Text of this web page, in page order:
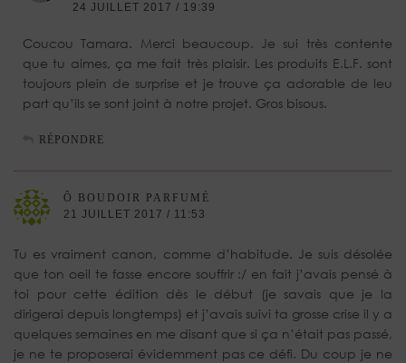
24 JUILLET 2017 / 19:39
Coucou Tamara. Merci beaucoup. Je sui très contente
que tu aimes, ça me fait très plaisir. Les produits E.L.F. sont
toujours plein de surprise et je trouve ça adorable de leu
part qu’ils se sont joint à notre projet. Gros bisous.
RÉPONDRE
Ô BOUDOIR PARFUMÉ
21 JUILLET 2017 / 11:53
Tu es vraiment canon, comme d’habitude. Je suis désolée
que ton oeil te fasse encore souffrir :/ en fait j’avais pensé à
toi pour cette édition dès le début (je savais que je la
dirigerai depuis longtemps) et j’avais suivi ta grosse crise il y a
quelques semaines en me disant que si ça n’était pas passé,
je ne te proposerai évidemment pas ce défi. Du coup je ne